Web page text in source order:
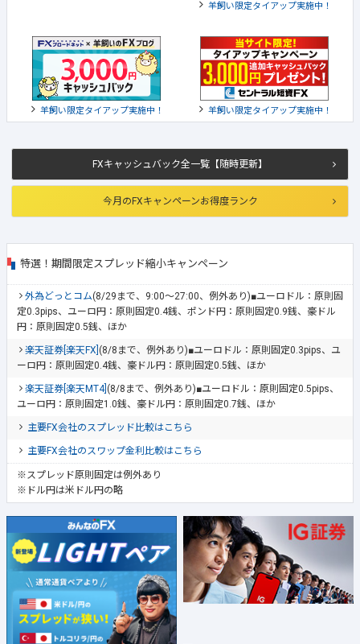
FXキャッシュバック全一覧【随時更新】
今月のFXキャンペーンお得度ランク
特選！期間限定スプレッド縮小キャンペーン
外為どっとコム(8/29まで、9:00～27:00、例外あり)■ユーロドル：原則固
定0.3pips、ユーロ円：原則固定0.4銭、ポンド円：原則固定0.9銭、豪ドル
円：原則固定0.5銭、ほか
楽天証券[楽天FX] (8/8まで、例外あり)■ユーロドル：原則固定0.3pips、ユ
ーロ円：原則固定0.4銭、豪ドル円：原則固定0.5銭、ほか
楽天証券[楽天MT4] (8/8まで、例外あり)■ユーロドル：原則固定0.5pips、
ユーロ円：原則固定1.0銭、豪ドル円：原則固定0.7銭、ほか
主要FX会社のスプレッド比較はこちら
主要FX会社のスワップ金利比較はこちら
※スプレッド原則固定は例外あり
※ドル円は米ドル円の略
羊飼い限定タイアップ実施中！
羊飼い限定タイアップ実施中！ 羊飼い限定タイアップ実施中！